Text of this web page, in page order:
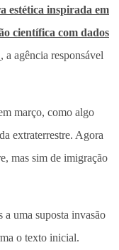
estética inspirada em
científica com dados
, a agência responsável
março, como algo
extraterrestre. Agora
mas sim de imigração
uma suposta invasão
o texto inicial.